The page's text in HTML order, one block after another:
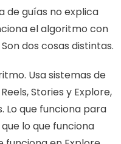
de guías no explica
el algoritmo con
dos cosas distintas.
Usa sistemas de
Stories y Explore,
Lo que funciona para
lo que funciona